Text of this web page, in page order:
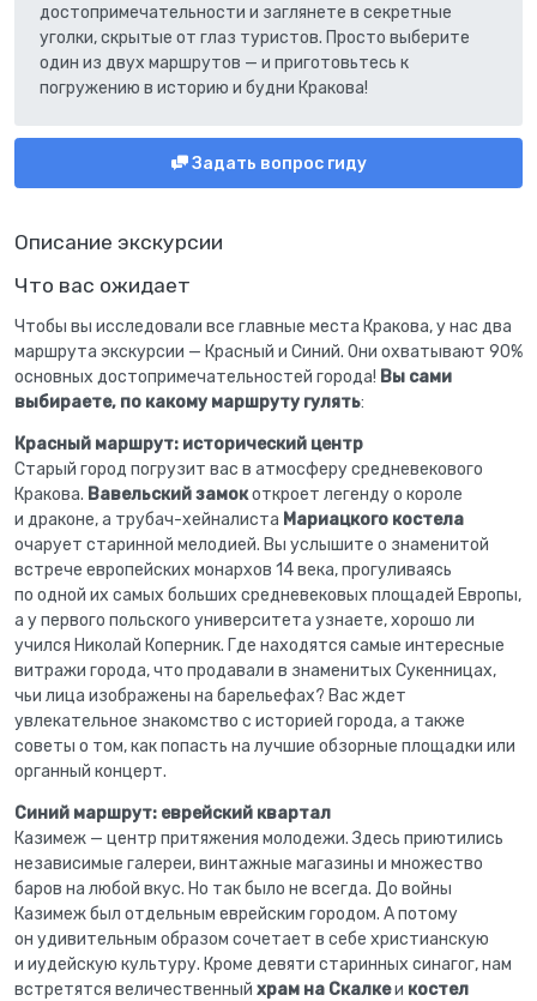
Описание экскурсии
Что вас ожидает
Чтобы вы исследовали все главные места Кракова, у нас два
маршрута экскурсии — Красный и Синий. Они охватывают 90%
основных достопримечательностей города! Вы сами
выбираете, по какому маршруту гулять:
Красный маршрут: исторический центр
Старый город погрузит вас в атмосферу средневекового
Кракова. Вавельский замокоткроет легенду о короле
и драконе, а трубач-хейналиста Мариацкого костела
очарует старинной мелодией. Вы услышите о знаменитой
встрече европейских монархов 14 века, прогуливаясь
по одной их самых больших средневековых площадей Европы,
а у первого польского университета узнаете, хорошо ли
учился Николай Коперник. Где находятся самые интересные
витражи города, что продавали в знаменитых Сукенницах,
чьи лица изображены на барельефах? Вас ждет
увлекательное знакомство с историей города, а также
советы о том, как попасть на лучшие обзорные площадки или
органный концерт.
Синий маршрут: еврейский квартал
Казимеж — центр притяжения молодежи. Здесь приютились
независимые галереи, винтажные магазины и множество
баров на любой вкус. Но так было не всегда. До войны
Казимеж был отдельным еврейским городом. А потому
он удивительным образом сочетает в себе христианскую
и иудейскую культуру. Кроме девяти старинных синагог, нам
встретятся величественный храм на Скалкеи костел
достопримечательности и заглянете в секретные
уголки, скрытые от глаз туристов. Просто выберите
один из двух маршрутов — и приготовьтесь к
погружению в историю и будни Кракова!
Задать вопрос гиду